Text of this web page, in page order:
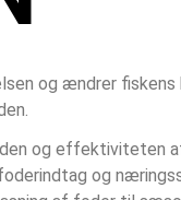
og ændrer fiskens
og effektiviteten
og